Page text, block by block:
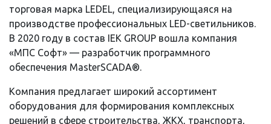
торговая марка LEDEL, специализирующаяся на
производстве профессиональных LED-светильников.
В 2020 году в состав IEK GROUP вошла компания
«МПС Софт» — разработчик программного
обеспечения MasterSCADA®.
Компания предлагает широкий ассортимент
оборудования для формирования комплексных
решений в сфере строительства, ЖКХ, транспорта,